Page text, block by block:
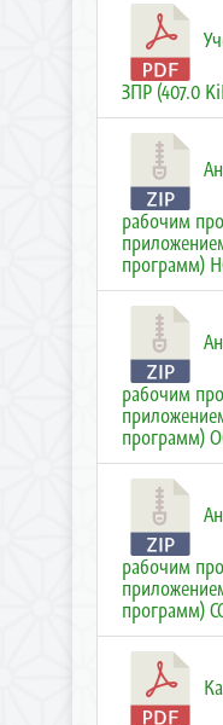
ЗПР (407.0
рабочим
программ)
рабочим
программ)
рабочим
программ)